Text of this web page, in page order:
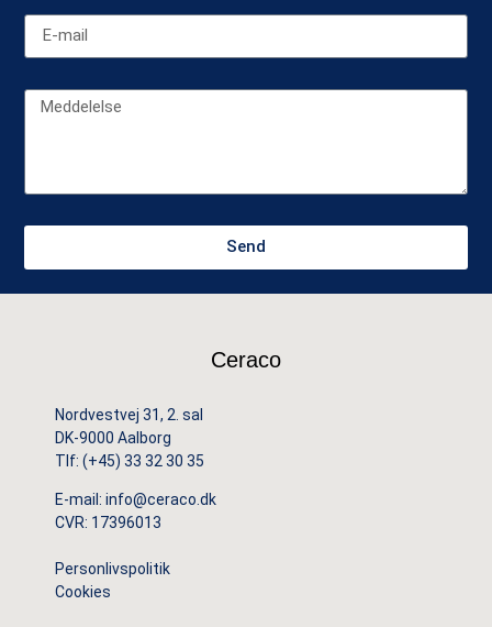
Send
Ceraco
Nordvestvej 31, 2. sal
DK-9000 Aalborg
Tlf: (+45) 33 32 30 35
E-mail: info@ceraco.dk
CVR: 17396013
Personlivspolitik
Cookies